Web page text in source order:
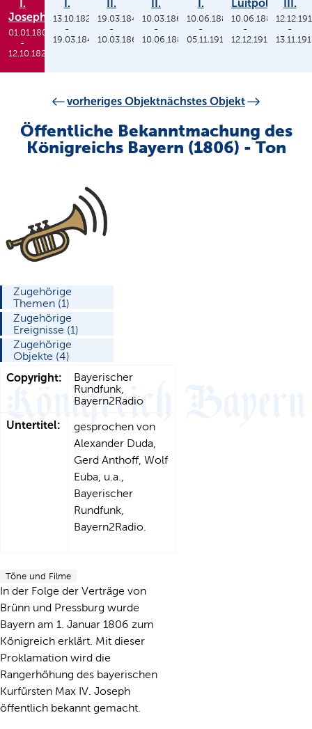
I.
Joseph
01.01.1806
-
12.10.1825
I.
13.10.1825
-
19.03.1848
II.
19.03.1848
-
10.03.1864
II.
10.03.1864
-
10.06.1886
I.
10.06.1886
-
05.11.1913
Luitpold
10.06.1886
-
12.12.1912
III.
-
vorheriges Objektnächstes Objekt
Öffentliche Bekanntmachung des
Königreichs Bayern (1806) - Ton
Zugehörige
Themen (1)
Zugehörige
Ereignisse (1)
Zugehörige
Objekte (4)
Copyright:
Bayerischer
Rundfunk,
Bayern2Radio
Untertitel:
gesprochen von
Alexander Duda,
Gerd Anthoff, Wolf
Euba, u.a.,
Bayerischer
Rundfunk,
Bayern2Radio.
Töne und Filme
In der Folge der Verträge von
Brünn und Pressburg wurde
Bayern am 1. Januar 1806 zum
Königreich erklärt. Mit dieser
Proklamation wird die
Rangerhöhung des bayerischen
Kurfürsten Max IV. Joseph
öffentlich bekannt gemacht.